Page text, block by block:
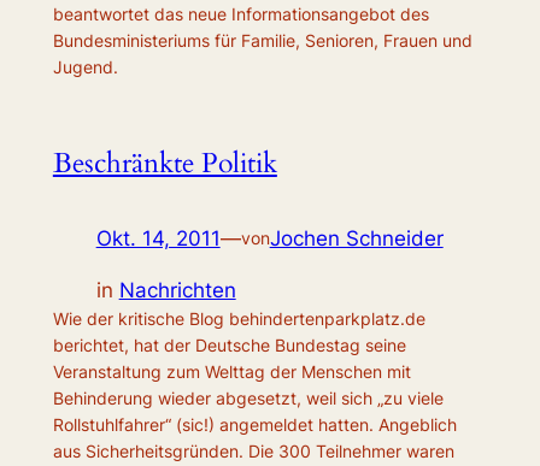
beantwortet das neue Informationsangebot des
Bundesministeriums für Familie, Senioren, Frauen und
Jugend.
Beschränkte Politik
Okt. 14, 2011—vonJochen Schneider
in Nachrichten
Wie der kritische Blog behindertenparkplatz.de
berichtet, hat der Deutsche Bundestag seine
Veranstaltung zum Welttag der Menschen mit
Behinderung wieder abgesetzt, weil sich „zu viele
Rollstuhlfahrer“ (sic!) angemeldet hatten. Angeblich
aus Sicherheitsgründen. Die 300 Teilnehmer waren